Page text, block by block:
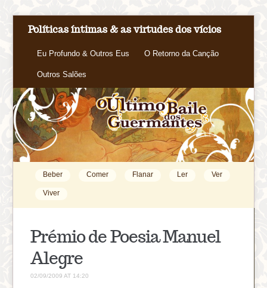
Políticas íntimas & as virtudes dos vícios
Eu Profundo & Outros Eus O Retorno da Canção
Outros Salões
Beber Comer Flanar Ler Ver
Viver
Prémio de Poesia Manuel
Alegre
02/09/2009 AT 14:20